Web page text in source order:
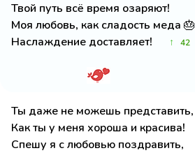
Твой путь всё время озаряют!
Моя любовь, как сладость меда 🎂
Наслаждение доставляет!
↑ 42
Ты даже не можешь представить,
Как ты у меня хороша и красива!
Спешу я с любовью поздравить,